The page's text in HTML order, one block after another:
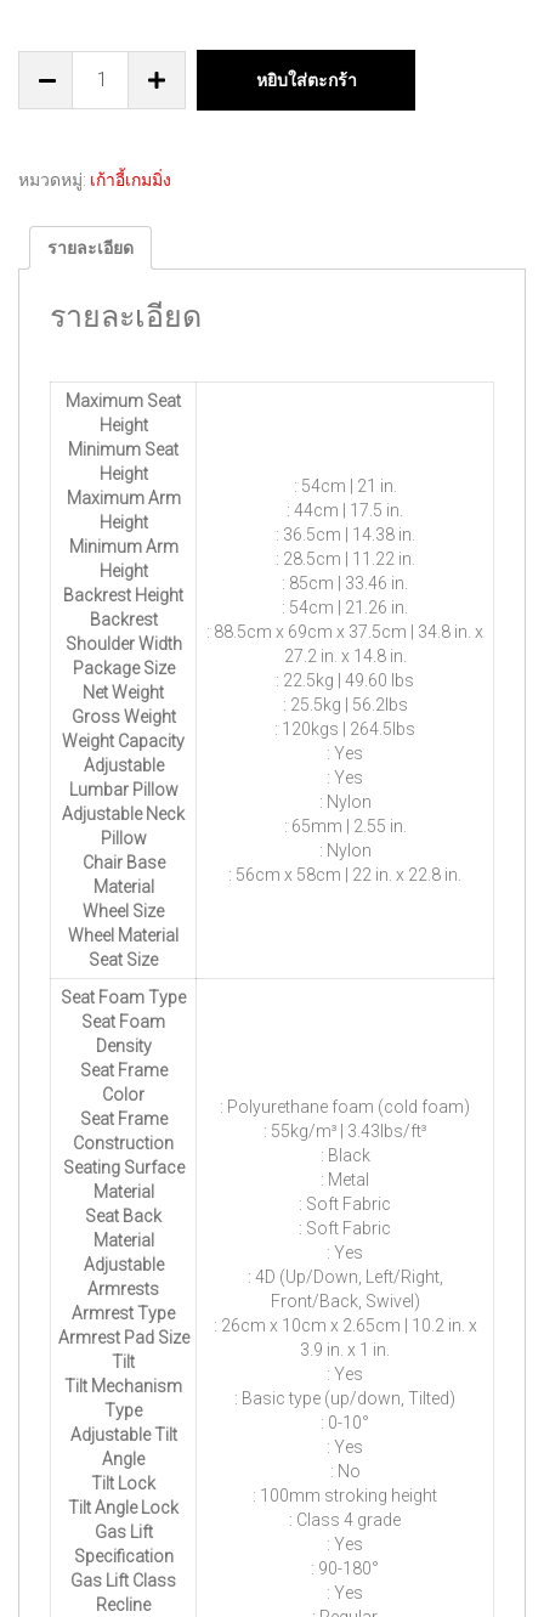
หยิบใส่ตะกร้า
หมวดหมู่: เก้าอี้เกมมิ่ง
รายละเอียด
รายละเอียด
Maximum Seat
Height
Minimum Seat
Height
Maximum Arm
Height
Minimum Arm
Height
Backrest Height
Backrest
Shoulder Width
Package Size
Net Weight
Gross Weight
Weight Capacity
Adjustable
Lumbar Pillow
Adjustable Neck
Pillow
Chair Base
Material
Wheel Size
Wheel Material
Seat Size
: 54cm | 21 in.
: 44cm | 17.5 in.
: 36.5cm | 14.38 in.
: 28.5cm | 11.22 in.
: 85cm | 33.46 in.
: 54cm | 21.26 in.
: 88.5cm x 69cm x 37.5cm | 34.8 in. x
27.2 in. x 14.8 in.
: 22.5kg | 49.60 lbs
: 25.5kg | 56.2lbs
: 120kgs | 264.5lbs
: Yes
: Yes
: Nylon
: 65mm | 2.55 in.
: Nylon
: 56cm x 58cm | 22 in. x 22.8 in.
Seat Foam Type
Seat Foam
Density
Seat Frame
Color
Seat Frame
Construction
Seating Surface
Material
Seat Back
Material
Adjustable
Armrests
Armrest Type
Armrest Pad Size
Tilt
Tilt Mechanism
Type
Adjustable Tilt
Angle
Tilt Lock
Tilt Angle Lock
Gas Lift
Specification
Gas Lift Class
Recline
: Polyurethane foam (cold foam)
: 55kg/m³ | 3.43lbs/ft³
: Black
: Metal
: Soft Fabric
: Soft Fabric
: Yes
: 4D (Up/Down, Left/Right,
Front/Back, Swivel)
: 26cm x 10cm x 2.65cm | 10.2 in. x
3.9 in. x 1 in.
: Yes
: Basic type (up/down, Tilted)
: 0-10°
: Yes
: No
: 100mm stroking height
: Class 4 grade
: Yes
: 90-180°
: Yes